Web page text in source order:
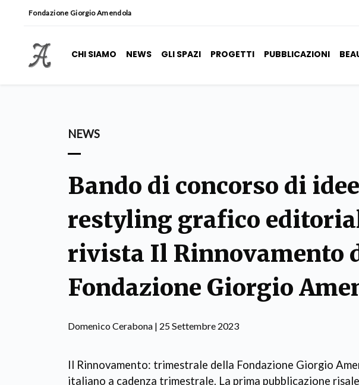
Fondazione Giorgio Amendola
CHI SIAMO NEWS GLI SPAZI PROGETTI PUBBLICAZIONI
NEWS
Bando di concorso di
restyling grafico
rivista Il Rinnovamento
Fondazione Giorgio
Domenico Cerabona | 25 Settembre 2023
Il Rinnovamento: trimestrale della Fondazione Giorgio
italiano a cadenza trimestrale. La prima pubblicazione